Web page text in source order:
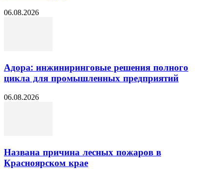
06.08.2026
Адора: инжиниринговые решения полного
цикла для промышленных предприятий
06.08.2026
Названа причина лесных пожаров в
Красноярском крае